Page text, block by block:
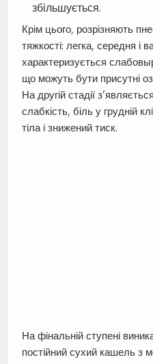
збільшується.
Крім цього, розрізняють
тяжкості: легка, середня і
характеризується
що можуть бути присутні
На другій стадії
слабкість, біль у грудній
тіла і знижений тиск.
На фінальній ступені
постійний сухий кашель з